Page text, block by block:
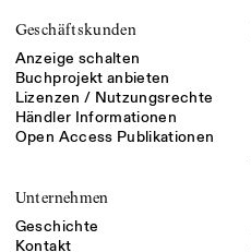
Geschäftskunden
Anzeige schalten
Buchprojekt anbieten
Lizenzen / Nutzungsrechte
Händler Informationen
Open Access Publikationen
Unternehmen
Geschichte
Kontakt